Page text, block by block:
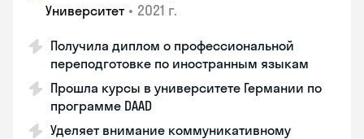
Университет • 2021 г.
Получила диплом о профессиональной
переподготовке по иностранным языкам
Прошла курсы в университете Германии по
программе DAAD
Уделяет внимание коммуникативному